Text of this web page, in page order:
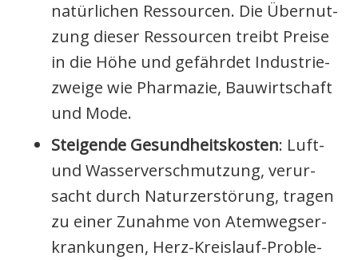
natür­li­chen Res­sour­cen. Die Über­nut­
zung die­ser Res­sour­cen treibt Prei­se
in die Höhe und gefähr­det Indus­trie­
zwei­ge wie Phar­ma­zie, Bau­wirt­schaft
und Mode.
Stei­gen­de Gesund­heits­kos­ten: Luft-
und Was­ser­ver­schmut­zung, ver­ur­
sacht durch Natur­zer­stö­rung, tra­gen
zu einer Zunah­me von Atem­wegs­er­
kran­kun­gen, Herz-Kreis­lauf-Pro­ble­